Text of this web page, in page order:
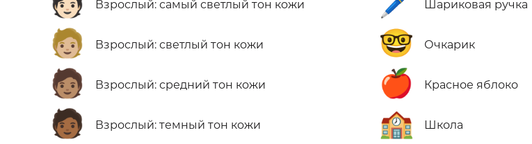
Взрослый: самый светлый тон кожи
🧑🏼 Взрослый: светлый тон кожи
🧑🏽 Взрослый: средний тон кожи
🧑🏾 Взрослый: темный тон кожи
Шариковая ручка
🤓 Очкарик
🍎 Красное яблоко
🏫 Школа